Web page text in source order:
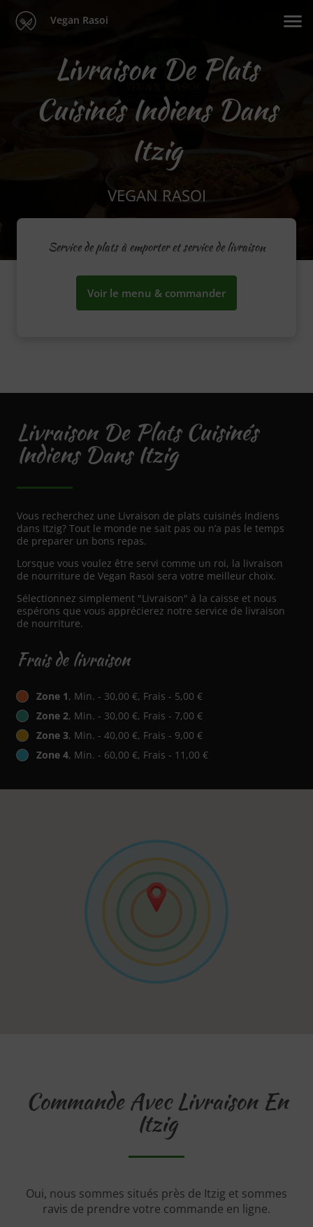
Vegan Rasoi
Livraison De Plats
Cuisinés Indiens Dans
Itzig
VEGAN RASOI
Service de plats à emporter et service de livraison
Voir le menu & commander
Livraison De Plats Cuisinés
Indiens Dans Itzig
Vous recherchez une Livraison de plats cuisinés Indiens
dans Itzig? Tout le monde ne sait pas ou n’a pas le temps
de preparer un bons repas.
Lorsque vous voulez être servi comme un roi, la livraison
de nourriture de Vegan Rasoi sera votre meilleur choix.
Sélectionnez simplement "Livraison" à la caisse et nous
espérons que vous apprécierez notre service de livraison
de nourriture.
Frais de livraison
Zone 1, Min. - 30,00 €, Frais - 5,00 €
Zone 2, Min. - 30,00 €, Frais - 7,00 €
Zone 3, Min. - 40,00 €, Frais - 9,00 €
Zone 4, Min. - 60,00 €, Frais - 11,00 €
Commande Avec Livraison En
Itzig
Oui, nous sommes situés près de Itzig et sommes
ravis de prendre votre commande en ligne.